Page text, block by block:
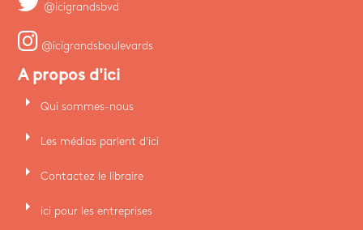
@icigrandsbvd
@icigrandsboulevards
A propos d'ici
arrow_right Qui sommes-nous
arrow_right Les médias parlent d'ici
arrow_right Contactez le libraire
arrow_right ici pour les entreprises